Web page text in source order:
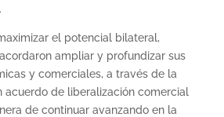
el potencial bilateral,
ampliar y profundizar sus
y comerciales, a través de la
acuerdo de liberalización comercial
de continuar avanzando en la